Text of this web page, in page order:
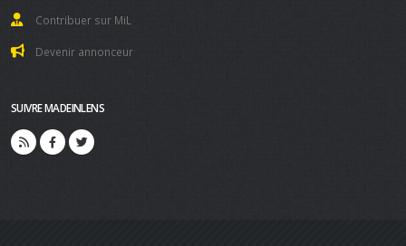
Contribuer sur MiL
Devenir annonceur
SUIVRE MADEINLENS